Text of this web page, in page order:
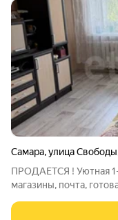
Самара,улица Свободы
ПРОДАЕТСЯ ! Уютная
магазины, почта, готова к